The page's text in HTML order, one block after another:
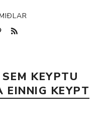
KEYPTU
EINNIG KEYPT